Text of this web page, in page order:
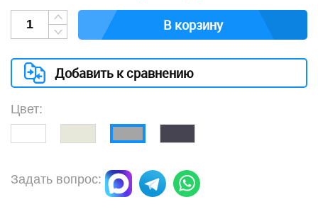
В корзину
Добавить к сравнению
Цвет:
Задать вопрос: